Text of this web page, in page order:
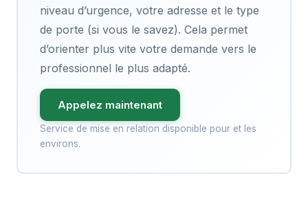
niveau d’urgence, votre adresse et le type
de porte (si vous le savez). Cela permet
d’orienter plus vite votre demande vers le
professionnel le plus adapté.
Appelez maintenant
Service de mise en relation disponible pour et les
environs.